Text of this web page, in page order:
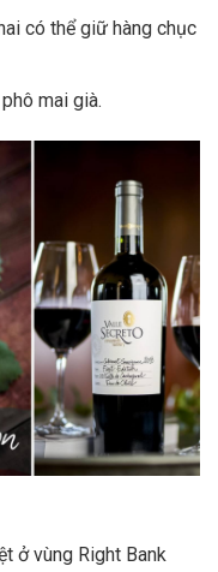
có thể giữ hàng chục
mai già.
ở vùng Right Bank